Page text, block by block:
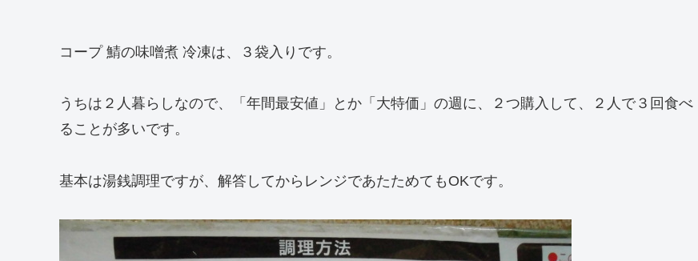
コープ 鯖の味噌煮 冷凍は、３袋入りです。
うちは２人暮らしなので、「年間最安値」とか「大特価」の週に、２つ購入して、２人で３回食べ
ることが多いです。
基本は湯銭調理ですが、解答してからレンジであたためてもOKです。